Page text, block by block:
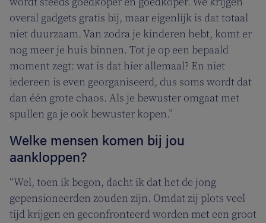
overal gadgets gratis bij, maar eigenlijk is dat totaal
niet duurzaam. Van zodra je kinderen hebt, komt er
nog meer je huis binnen. Tot je op een bepaald
moment zegt: wat is dat hier allemaal? En niet
iedereen is even georganiseerd, dus soms wordt dat
dan één grote chaos. Als je bewuster omgaat met
spullen ga je ook bewuster kopen.”
Welke mensen komen bij jou
aankloppen?
“Wel, toen ik begon, dacht ik dat het de jong
gepensioneerden zouden zijn. Omdat zij plots veel
tijd krijgen en geconfronteerd worden met een groot